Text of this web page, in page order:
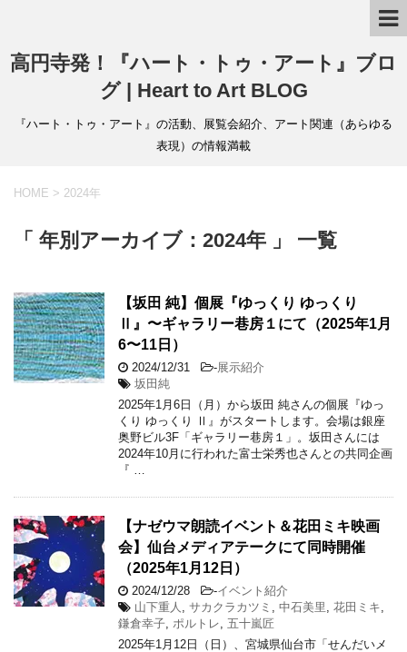
高円寺発！『ハート・トゥ・アート』ブロ
グ | Heart to Art BLOG
『ハート・トゥ・アート』の活動、展覧会紹介、アート関連（あらゆる
表現）の情報満載
HOME > 2024年
「 年別アーカイブ：2024年 」 一覧
【坂田 純】個展『ゆっくり ゆっくり
Ⅱ』〜ギャラリー巷房１にて（2025年1月
6〜11日）
2024/12/31 -展示紹介
坂田純
2025年1月6日（月）から坂田 純さんの個展『ゆっ
くり ゆっくり Ⅱ』がスタートします。会場は銀座
奥野ビル3F「ギャラリー巷房１」。坂田さんには
2024年10月に行われた富士栄秀也さんとの共同企画
『 …
【ナゼウマ朗読イベント＆花田ミキ映画
会】仙台メディアテークにて同時開催
（2025年1月12日）
2024/12/28 -イベント紹介
山下重人
サカクラカツミ 中石美里 花田ミキ
鎌倉幸子 ポルトレ 五十嵐匠
2025年1月12日（日）、宮城県仙台市「せんだいメ